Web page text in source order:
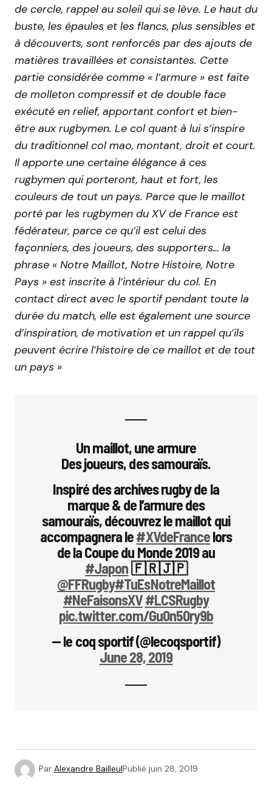
de cercle, rappel au soleil qui se lève. Le haut du
buste, les épaules et les flancs, plus sensibles et
à découverts, sont renforcés par des ajouts de
matières travaillées et consistantes. Cette
partie considérée comme « l’armure » est faite
de molleton compressif et de double face
exécuté en relief, apportant confort et bien-
être aux rugbymen. Le col quant à lui s’inspire
du traditionnel col mao, montant, droit et court.
Il apporte une certaine élégance à ces
rugbymen qui porteront, haut et fort, les
couleurs de tout un pays. Parce que le maillot
porté par les rugbymen du XV de France est
fédérateur, parce ce qu’il est celui des
façonniers, des joueurs, des supporters… la
phrase « Notre Maillot, Notre Histoire, Notre
Pays » est inscrite à l’intérieur du col. En
contact direct avec le sportif pendant toute la
durée du match, elle est également une source
d’inspiration, de motivation et un rappel qu’ils
peuvent écrire l’histoire de ce maillot et de tout
un pays »
Un maillot, une armure
Des joueurs, des samouraïs.
Inspiré des archives rugby de la
marque & de l’armure des
samouraïs, découvrez le maillot qui
accompagnera le#XVdeFrancelors
de la Coupe du Monde 2019 au
#Japon🇫🇷🇯🇵
@FFRugby#TuEsNotreMaillot
#NeFaisonsXV#LCSRugby
pic.twitter.com/Gu0n50ry9b
— le coq sportif (@lecoqsportif)
June 28, 2019
Par Alexandre BailleulPublié juin 28, 2019